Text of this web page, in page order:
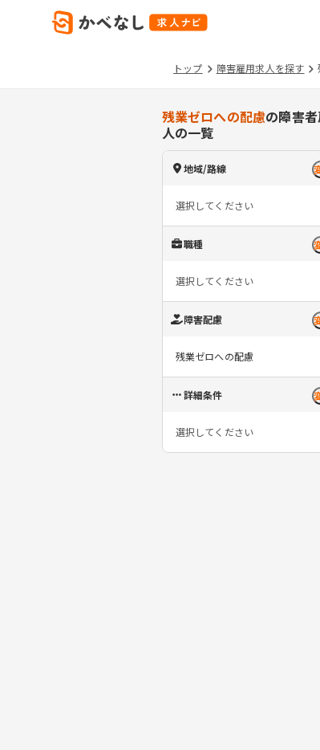
トップ 障害雇用求人を探す
残業ゼロへの配慮の障害
人の一覧
地域/路線
選択してください
職種
選択してください
障害配慮
残業ゼロへの配慮
詳細条件
選択してください